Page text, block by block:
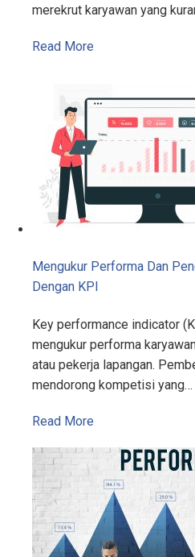
merekrut karyawan yang
Read More
Mengukur Performa Dan
Dengan KPI
Key performance indicator
mengukur performa
atau pekerja lapangan.
mendorong kompetisi yang…
Read More